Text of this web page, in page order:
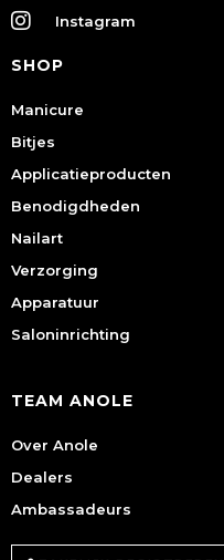
Instagram
SHOP
Manicure
Bitjes
Applicatieproducten
Benodigdheden
Nailart
Verzorging
Apparatuur
Saloninrichting
TEAM ANOLE
Over Anole
Dealers
Ambassadeurs